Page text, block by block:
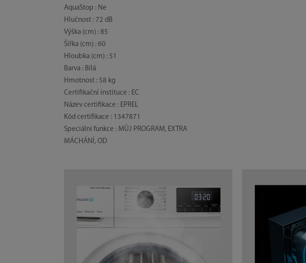
AquaStop : Ne
Hlučnost : 72 dB
Výška (cm) : 85
Šířka (cm) : 60
Hloubka (cm) : 51
Barva : Bílá
Hmotnost : 58 kg
Certifikační instituce : EC
Název certifikace : EPREL
Kód certifikace : 1347871
Speciální funkce : MŮJ PROGRAM, EXTRA
MÁCHÁNÍ, OD